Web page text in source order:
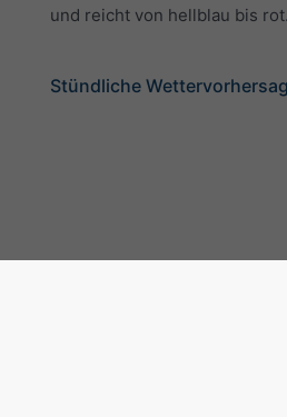
und reicht von hellblau bis
Stündliche